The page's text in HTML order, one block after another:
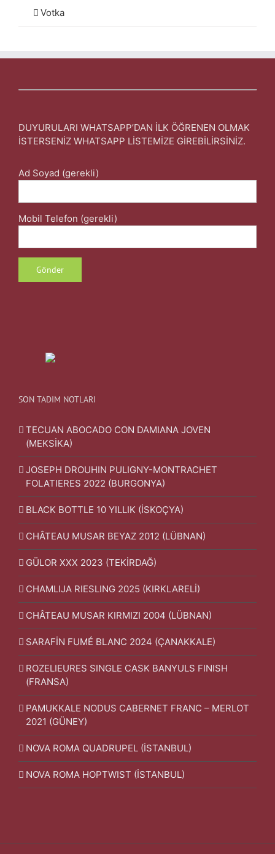
Votka
DUYURULARI WHATSAPP’DAN İLK ÖĞRENEN OLMAK
İSTERSENİZ WHATSAPP LİSTEMİZE GİREBİLİRSİNİZ.
Ad Soyad (gerekli)
Mobil Telefon (gerekli)
SON TADIM NOTLARI
TECUAN ABOCADO CON DAMIANA JOVEN
(MEKSİKA)
JOSEPH DROUHIN PULIGNY-MONTRACHET
FOLATIERES 2022 (BURGONYA)
BLACK BOTTLE 10 YILLIK (İSKOÇYA)
CHÂTEAU MUSAR BEYAZ 2012 (LÜBNAN)
GÜLOR XXX 2023 (TEKİRDAĞ)
CHAMLIJA RIESLING 2025 (KIRKLARELİ)
CHÂTEAU MUSAR KIRMIZI 2004 (LÜBNAN)
SARAFİN FUMÉ BLANC 2024 (ÇANAKKALE)
ROZELIEURES SINGLE CASK BANYULS FINISH
(FRANSA)
PAMUKKALE NODUS CABERNET FRANC – MERLOT
2021 (GÜNEY)
NOVA ROMA QUADRUPEL (İSTANBUL)
NOVA ROMA HOPTWIST (İSTANBUL)